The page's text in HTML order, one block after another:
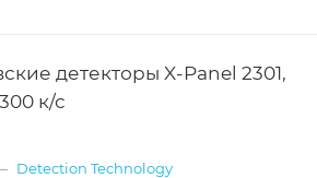
детекторы X-Panel 2301,
к/с
Detection Technology